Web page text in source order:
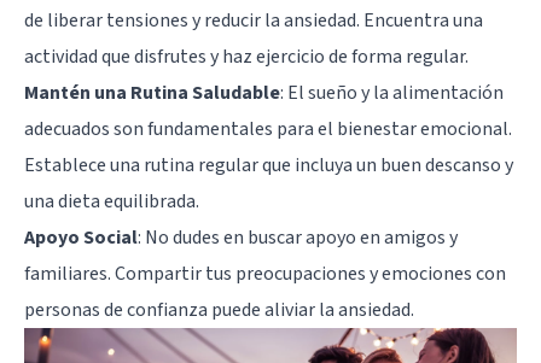
de liberar tensiones y reducir la ansiedad. Encuentra una
actividad que disfrutes y haz ejercicio de forma regular.
Mantén una Rutina Saludable: El sueño y la alimentación
adecuados son fundamentales para el bienestar emocional.
Establece una rutina regular que incluya un buen descanso y
una dieta equilibrada.
Apoyo Social: No dudes en buscar apoyo en amigos y
familiares. Compartir tus preocupaciones y emociones con
personas de confianza puede aliviar la ansiedad.